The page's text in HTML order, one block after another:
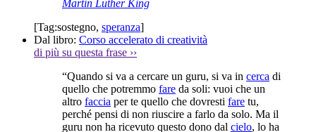
Martin Luther King
[Tag:sostegno, speranza]
Dal libro: Corso accelerato di creatività
di più su questa frase ››
“Quando si va a cercare un guru, si va in cerca di
quello che potremmo fare da soli: vuoi che un
altro faccia per te quello che dovresti fare tu,
perché pensi di non riuscire a farlo da solo. Ma il
guru non ha ricevuto questo dono dal cielo, lo ha